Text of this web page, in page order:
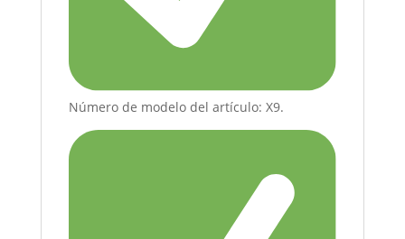
Número de modelo del artículo: X9.